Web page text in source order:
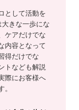
として活動を
きな一歩にな
ケアだけでな
内容となって
得だけでな
トなども解説
際にお客様へ